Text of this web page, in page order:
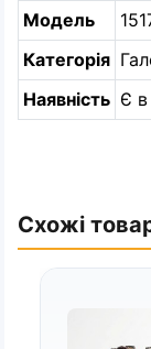
Модель
Категорія
Наявність Є в
Схожі